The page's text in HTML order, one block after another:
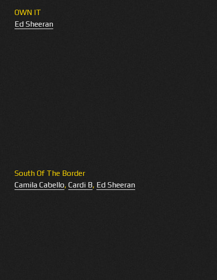
OWN IT
Ed Sheeran
South Of The Border
Camila Cabello, Cardi B, Ed Sheeran